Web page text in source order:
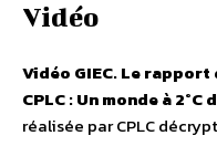
Vidéo
Vidéo GIEC. Le
CPLC : Un monde à
réalisée par CPLC